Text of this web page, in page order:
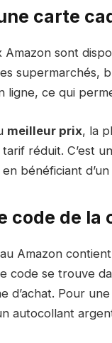
carte
Amazon sont
supermarchés,
ligne, ce qui
meilleur prix, la
réduit. C’est
bénéficiant
code de la
Amazon
code se trouve
d’achat. Pour une
autocollant